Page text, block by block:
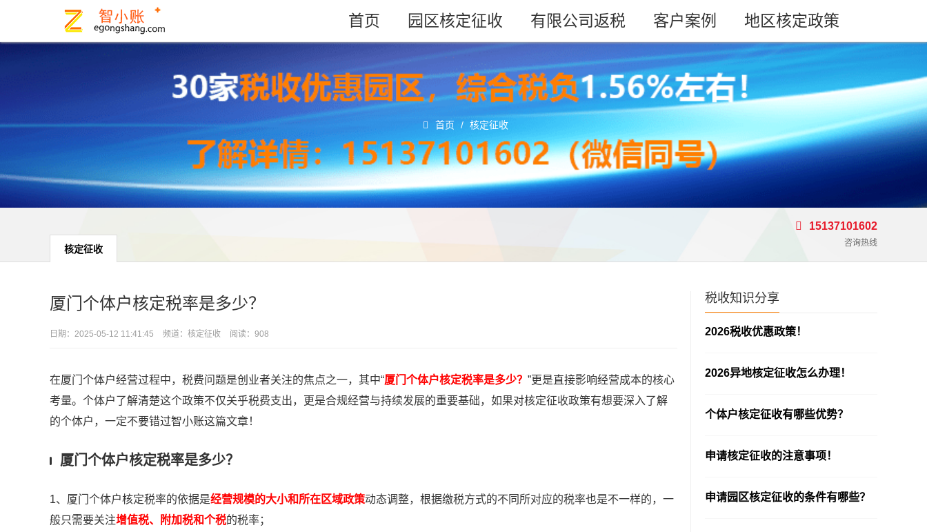
首页 园区核定征收 有限公司返税 客户案例 地区核定政策
首页 / 核定征收
核定征收
15137101602
咨询热线
税收知识分享
2026税收优惠政策！
2026异地核定征收怎么办理！
个体户核定征收有哪些优势？
申请核定征收的注意事项！
申请园区核定征收的条件有哪些？
厦门个体户核定税率是多少？
日期： 2025-05-12 11:41:45 频道： 核定征收 阅读：908
在厦门个体户经营过程中，税费问题是创业者关注的焦点之一，其中“厦门个体户核定税率是多少？ ”更是直接影响经营成本的核心
考量。个体户了解清楚这个政策不仅关乎税费支出，更是合规经营与持续发展的重要基础，如果对核定征收政策有想要深入了解
的个体户，一定不要错过智小账这篇文章！
厦门个体户核定税率是多少？
1、厦门个体户核定税率的依据是经营规模的大小和所在区域政策动态调整，根据缴税方式的不同所对应的税率也是不一样的，一
般只需要关注增值税、附加税和个税的税率；